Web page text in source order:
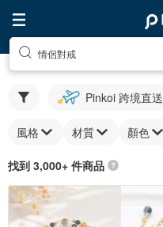
情侶對戒
Pinkoi 跨境直送
風格 材質 顏色
找到 3,000+ 件商品